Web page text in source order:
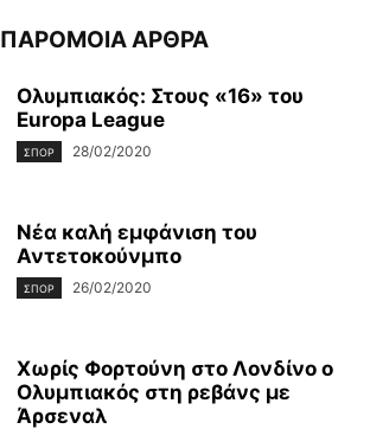
ΠΑΡΟΜΟΙΑ ΑΡΘΡΑ
Ολυμπιακός: Στους «16» του
Europa League
ΣΠΟΡ 28/02/2020
Νέα καλή εμφάνιση του
Αντετοκούνμπο
ΣΠΟΡ 26/02/2020
Χωρίς Φορτούνη στο Λονδίνο ο
Ολυμπιακός στη ρεβάνς με
Άρσεναλ